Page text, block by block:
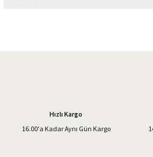
Ürün bilgilerinde hatalar bulunuyor.
Hızlı Kargo
16.00'a Kadar Aynı Gün Kargo